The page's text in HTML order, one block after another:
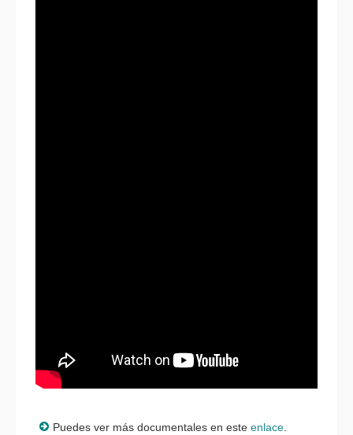
Puedes ver más documentales en este enlace